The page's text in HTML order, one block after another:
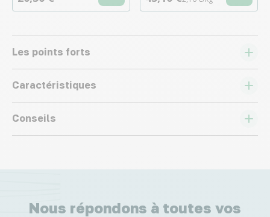
Les points forts
Caractéristiques
Conseils
Nous répondons à toutes vos